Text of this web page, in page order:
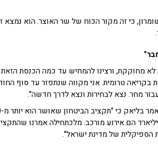
כי זה מקור הכוח של שר האוצר. הוא נמצא
מחוקקת, ורצינו להמחיש עד כמה הכנסת
טרומית. אני מקווה שנתפזר עד סוף
מחר. נצא לבחירות ונצא לדרך חדשה".
על
הם אירוע מורכב. מלכתחילה אמרנו
הספיקלית של מדינת ישראל".